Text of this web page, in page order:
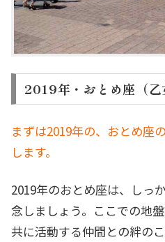
2019年・おとめ座（
まずは2019年の、おとめ座
します。
2019年のおとめ座は、しっ
念しましょう。ここでの地
共に活動する仲間との絆の